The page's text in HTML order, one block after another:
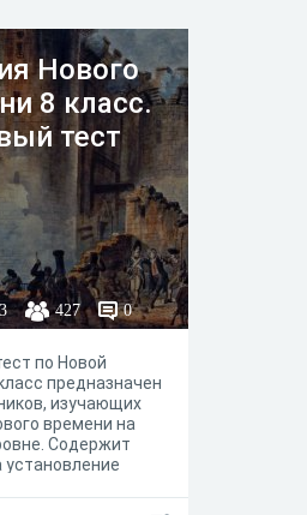
Нового
8 класс.
тест
427 0
по Новой
предназначен
изучающих
времени на
Содержит
установление